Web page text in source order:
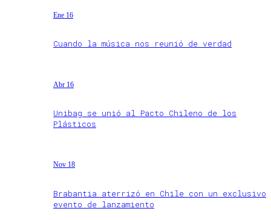
Ene 16
Cuando la música nos reunió de verdad
Abr 16
Unibag se unió al Pacto Chileno de los
Plásticos
Nov 18
Brabantia aterrizó en Chile con un exclusivo
evento de lanzamiento